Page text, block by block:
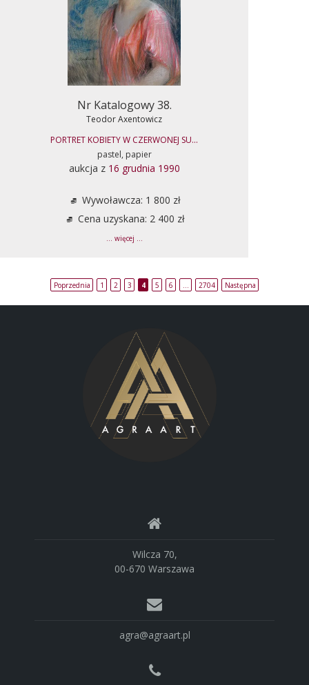
Nr Katalogowy 38.
Teodor Axentowicz
PORTRET KOBIETY W CZERWONEJ SU...
pastel, papier
aukcja z 16 grudnia 1990
Wywoławcza: 1 800 zł
Cena uzyskana: 2 400 zł
... więcej ...
Poprzednia 1 2 3 4 5 6 2704 Następna
Wilcza 70,
00-670 Warszawa
agra@agraart.pl